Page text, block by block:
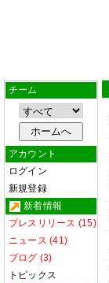
チーム
アカウント
ログイン
新規登録
新着情報
プレスリリース (15)
ニュース (41)
ブログ (3)
トピックス